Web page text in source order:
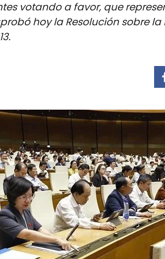
votando a favor, que
hoy la Resolución sobre